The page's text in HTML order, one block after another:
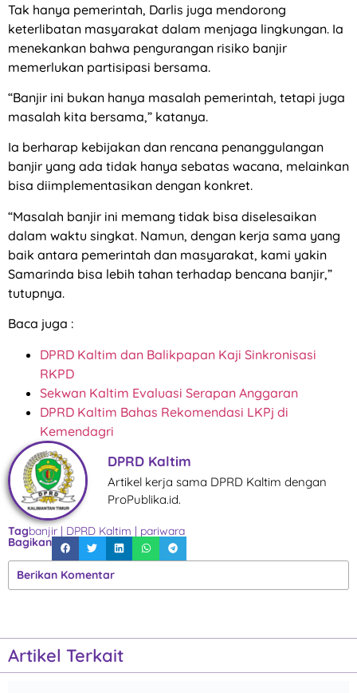
Tak hanya pemerintah, Darlis juga mendorong
keterlibatan masyarakat dalam menjaga lingkungan. Ia
menekankan bahwa pengurangan risiko banjir
memerlukan partisipasi bersama.
“Banjir ini bukan hanya masalah pemerintah, tetapi juga
masalah kita bersama,” katanya.
Ia berharap kebijakan dan rencana penanggulangan
banjir yang ada tidak hanya sebatas wacana, melainkan
bisa diimplementasikan dengan konkret.
“Masalah banjir ini memang tidak bisa diselesaikan
dalam waktu singkat. Namun, dengan kerja sama yang
baik antara pemerintah dan masyarakat, kami yakin
Samarinda bisa lebih tahan terhadap bencana banjir,”
tutupnya.
Baca juga :
DPRD Kaltim dan Balikpapan Kaji Sinkronisasi
RKPD
Sekwan Kaltim Evaluasi Serapan Anggaran
DPRD Kaltim Bahas Rekomendasi LKPj di
Kemendagri
DPRD Kaltim
Artikel kerja sama DPRD Kaltim dengan
ProPublika.id.
Tagbanjir | DPRD Kaltim | pariwara
Bagikan
Berikan Komentar
Artikel Terkait